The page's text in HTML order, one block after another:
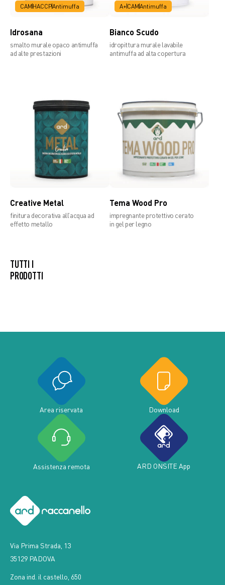
CAM HACCPAntimuffa
Idrosana
smalto murale opaco antimuffa
ad alte prestazioni
A+ CAMAntimuffa
Bianco Scudo
idropittura murale lavabile
antimuffa ad alta copertura
Creative Metal
finitura decorativa all’acqua ad
effetto metallo
Tema Wood Pro
impregnante protettivo cerato
in gel per legno
TUTTI I
PRODOTTI
Area riservata Download
Assistenza remota ARD ONSITE App
Via Prima Strada, 13
35129 PADOVA
Zona ind. il castello, 650